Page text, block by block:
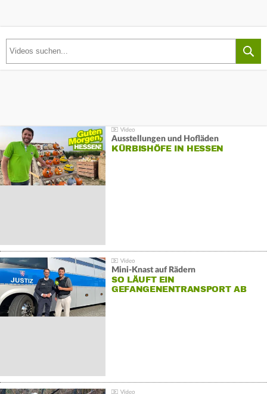
Ausstellungen und Hofläden
KÜRBISHÖFE IN HESSEN
Mini-Knast auf Rädern
SO LÄUFT EIN
GEFANGENENTRANSPORT AB